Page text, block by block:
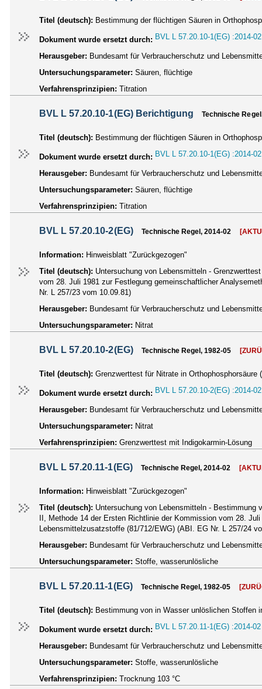
Titel (deutsch): Bestimmung der flüchtigen Säuren in
Dokument wurde ersetzt durch: BVL L 57.20.10-1(EG) :2014-02
Herausgeber: Bundesamt für Verbraucherschutz und
Untersuchungsparameter: Säuren, flüchtige
Verfahrensprinzipien: Titration
BVL L 57.20.10-1(EG) Berichtigung Technische
Titel (deutsch): Bestimmung der flüchtigen Säuren in
Dokument wurde ersetzt durch: BVL L 57.20.10-1(EG) :2014-02
Herausgeber: Bundesamt für Verbraucherschutz und
Untersuchungsparameter: Säuren, flüchtige
Verfahrensprinzipien: Titration
BVL L 57.20.10-2(EG) Technische Regel, 2014-02
Information: Hinweisblatt "Zurückgezogen"
Titel (deutsch): Untersuchung von Lebensmitteln -
vom 28. Juli 1981 zur Festlegung gemeinschaftlicher
Nr. L 257/23 vom 10.09.81)
Herausgeber: Bundesamt für Verbraucherschutz und
Untersuchungsparameter: Nitrat
BVL L 57.20.10-2(EG) Technische Regel, 1982-05
Titel (deutsch): Grenzwerttest für Nitrate in Orthophosphorsäure
Dokument wurde ersetzt durch: BVL L 57.20.10-2(EG) :2014-02
Herausgeber: Bundesamt für Verbraucherschutz und
Untersuchungsparameter: Nitrat
Verfahrensprinzipien: Grenzwerttest mit Indigokarmin-Lösung
BVL L 57.20.11-1(EG) Technische Regel, 2014-02
Information: Hinweisblatt "Zurückgezogen"
Titel (deutsch): Untersuchung von Lebensmitteln - Bestimmung
II, Methode 14 der Ersten Richtlinie der Kommission vom 28.
Lebensmittelzusatzstoffe (81/712/EWG) (ABI. EG Nr. L 257/24
Herausgeber: Bundesamt für Verbraucherschutz und
Untersuchungsparameter: Stoffe, wasserunlösliche
BVL L 57.20.11-1(EG) Technische Regel, 1982-05
Titel (deutsch): Bestimmung von in Wasser unlöslichen Stoffen
Dokument wurde ersetzt durch: BVL L 57.20.11-1(EG) :2014-02
Herausgeber: Bundesamt für Verbraucherschutz und
Untersuchungsparameter: Stoffe, wasserunlösliche
Verfahrensprinzipien: Trocknung 103 °C